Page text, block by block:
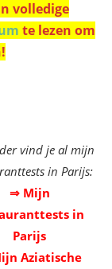
volledige
te lezen om
vind je al mijn
in Parijs:
⇒ Mijn
in
Parijs
Aziatische